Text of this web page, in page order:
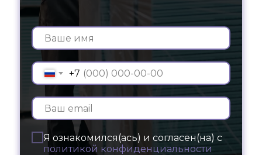
+7
Я ознакомился(ась) и согласен(на) с
политикой конфиденциальности